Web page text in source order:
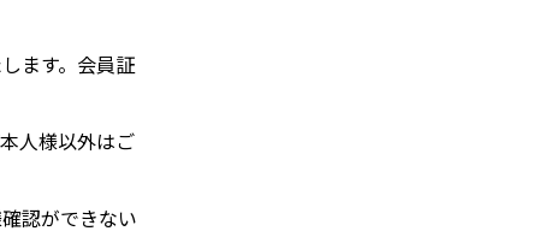
ます。会員証
人様以外はご
認ができない